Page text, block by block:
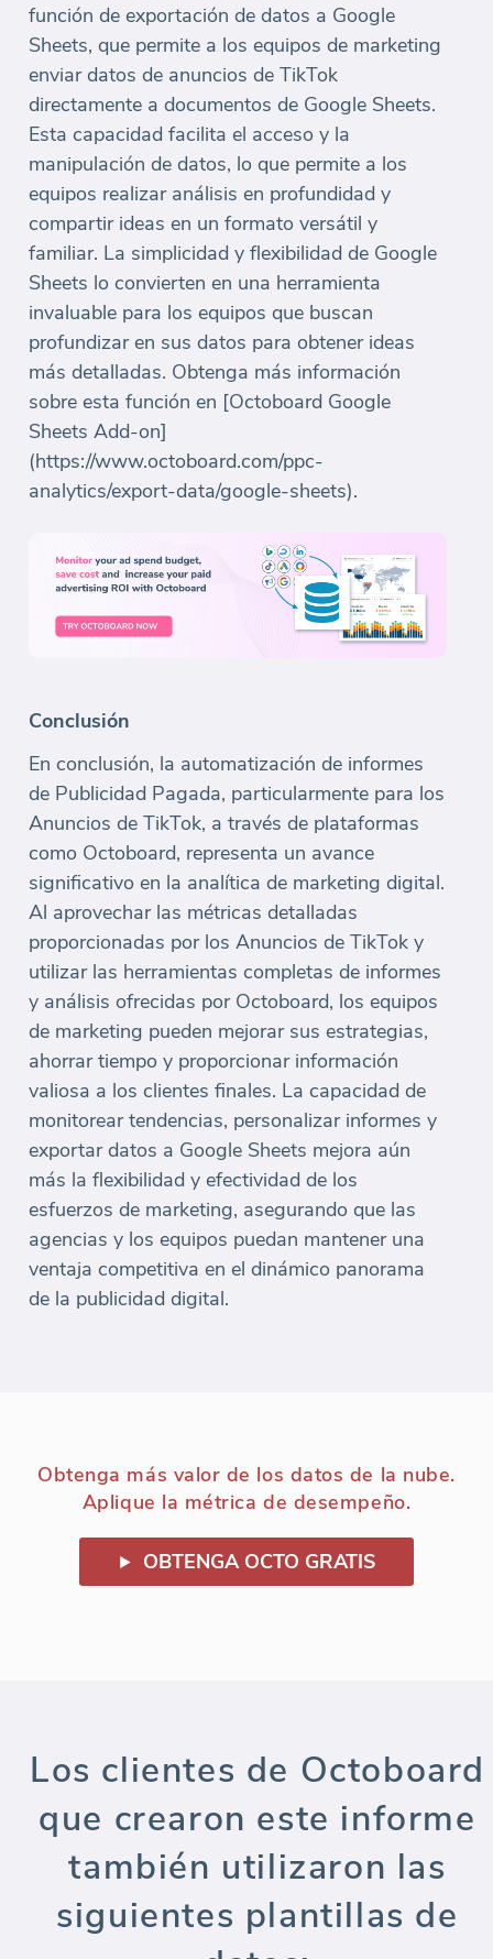
función de exportación de datos a Google
Sheets, que permite a los equipos de marketing
enviar datos de anuncios de TikTok
directamente a documentos de Google Sheets.
Esta capacidad facilita el acceso y la
manipulación de datos, lo que permite a los
equipos realizar análisis en profundidad y
compartir ideas en un formato versátil y
familiar. La simplicidad y flexibilidad de Google
Sheets lo convierten en una herramienta
invaluable para los equipos que buscan
profundizar en sus datos para obtener ideas
más detalladas. Obtenga más información
sobre esta función en [Octoboard Google
Sheets Add-on]
(https://www.octoboard.com/ppc-
analytics/export-data/google-sheets).
Conclusión
En conclusión, la automatización de informes
de Publicidad Pagada, particularmente para los
Anuncios de TikTok, a través de plataformas
como Octoboard, representa un avance
significativo en la analítica de marketing digital.
Al aprovechar las métricas detalladas
proporcionadas por los Anuncios de TikTok y
utilizar las herramientas completas de informes
y análisis ofrecidas por Octoboard, los equipos
de marketing pueden mejorar sus estrategias,
ahorrar tiempo y proporcionar información
valiosa a los clientes finales. La capacidad de
monitorear tendencias, personalizar informes y
exportar datos a Google Sheets mejora aún
más la flexibilidad y efectividad de los
esfuerzos de marketing, asegurando que las
agencias y los equipos puedan mantener una
ventaja competitiva en el dinámico panorama
de la publicidad digital.
Obtenga más valor de los datos de la nube.
Aplique la métrica de desempeño.
OBTENGA OCTO GRATIS
Los clientes de Octoboard
que crearon este informe
también utilizaron las
siguientes plantillas de